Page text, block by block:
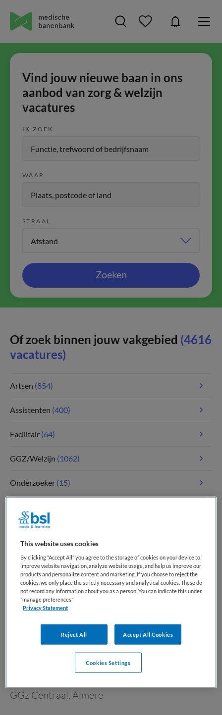
Vind jouw nieuwe baan in ons
aanbod van zorg & welzijn
vacatures
IK ZOEK
WAAR
STRAAL
Zoeken
Of zoek binnen jouw vakgebied (4616
vacatures)
Artsen (854)
Assistenten (400)
Facilitair (64)
GGZ/Welzijn (1062)
Onderzoeker (15)
Tandheelkunde
Verpleegkunde(1767)
Zorgmanagement (343)
Meest recente vacatures op Medische
banenbank | Werk(t) in zorg en welzijn
GGz Centraal, Almere
This website uses cookies
By clicking “Accept All” you agree to the storage of cookies on your device to
improve website navigation, analyze website usage, and help us improve our
products and personalize content and marketing. If you choose to reject the
cookies, we only place the strictly necessary and analytical cookies. These do
not record any information about you as a person. You can indicate this under
"manage preferences"
Privacy Statement
Reject All Accept All Cookies
Cookies Settings